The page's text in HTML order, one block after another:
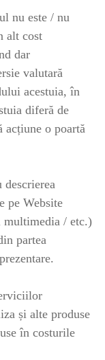
nu este / nu
alt cost
dar
valutară
acestuia, în
diferă de
acțiune o poartă
pe Website
multimedia / etc.)
partea
și alte produse
în costurile